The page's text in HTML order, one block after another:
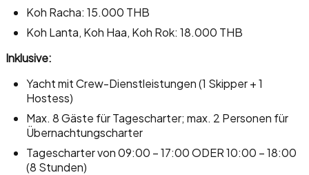
Koh Racha: 15.000 THB
Koh Lanta, Koh Haa, Koh Rok: 18.000 THB
Inklusive:
Yacht mit Crew-Dienstleistungen (1 Skipper + 1
Hostess)
Max. 8 Gäste für Tagescharter; max. 2 Personen für
Übernachtungscharter
Tagescharter von 09:00 – 17:00 ODER 10:00 – 18:00
(8 Stunden)